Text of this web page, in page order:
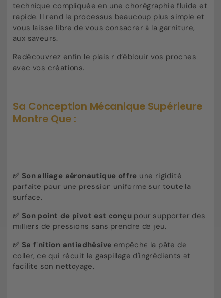
technique compliquée en une chorégraphie fluide et
rapide. Il rend le processus beaucoup plus simple et
vous laisse libre de vous consacrer à la garniture,
aux saveurs.
Redécouvrez enfin le plaisir d’éblouir vos proches
avec vos créations.
Sa Conception Mécanique Supérieure
Montre Que :
✅ Son alliage aéronautique offre une rigidité
parfaite pour une pression uniforme sur toute la
surface.
✅ Son point de pivot est conçu pour supporter des
milliers de pressions sans prendre de jeu.
✅ Sa finition antiadhésive empêche la pâte de
coller, ce qui réduit le gaspillage d'ingrédients et
facilite son nettoyage.